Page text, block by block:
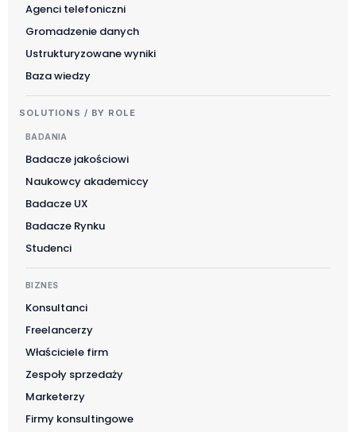
Agenci telefoniczni
Gromadzenie danych
Ustrukturyzowane wyniki
Baza wiedzy
SOLUTIONS / BY ROLE
BADANIA
Badacze jakościowi
Naukowcy akademiccy
Badacze UX
Badacze Rynku
Studenci
BIZNES
Konsultanci
Freelancerzy
Właściciele firm
Zespoły sprzedaży
Marketerzy
Firmy konsultingowe